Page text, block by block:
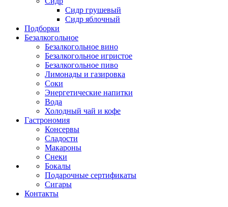
Сидр грушевый
Сидр яблочный
Подборки
Безалкогольное
Безалкогольное вино
Безалкогольное игристое
Безалкогольное пиво
Лимонады и газировка
Соки
Энергетические напитки
Вода
Холодный чай и кофе
Гастрономия
Консервы
Сладости
Макароны
Снеки
Бокалы
Подарочные сертификаты
Сигары
Контакты